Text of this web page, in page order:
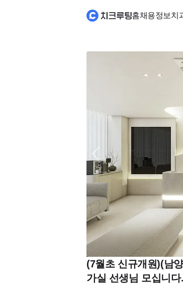
홈채용정보 치
(7월초 신규개원)(남
가실 선생님 모십니다.